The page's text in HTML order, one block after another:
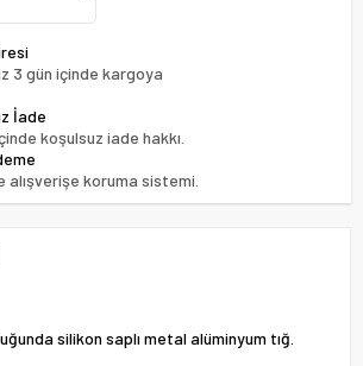
3 gün içinde kargoya
İade
koşulsuz iade hakkı.
koruma sistemi.
silikon saplı metal alüminyum tığ.